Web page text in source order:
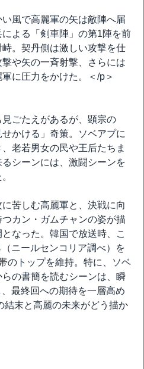
風で高麗軍の矢は敵陣へ届
よる「剣車陣」の第1陣を前
。契丹側は激しい攻撃を仕
や矢の一斉射撃、さらには
に圧力をかけた。＜/p＞
ごたえがあるが、顕宗の
せかける」奇策。ソベアプに
老若男女の民や王后たちま
シーンには、激闘シーンを
苦しむ高麗軍と、決戦に向
カン・ガムチャンの姿が描
なった。韓国で放送時、こ
ニールセンコリア調べ）を
のトップを維持。特に、ソベ
の書簡を読むシーンは、瞬
最終回への期待を一層高め
結末と高麗の未来がどう描か